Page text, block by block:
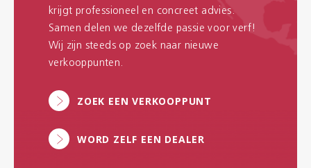
krijgt professioneel en concreet advies.
Samen delen we dezelfde passie voor verf!
Wij zijn steeds op zoek naar nieuwe
verkooppunten.
ZOEK EEN VERKOOPPUNT
WORD ZELF EEN DEALER